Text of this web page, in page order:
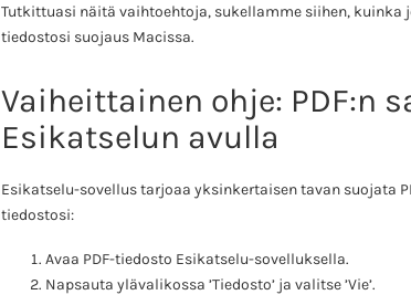
Tutkittuasi näitä vaihtoehtoja, sukellamme siihen,
tiedostosi suojaus Macissa.
Vaiheittainen ohje: PDF:n
Esikatselun avulla
Esikatselu-sovellus tarjoaa yksinkertaisen tavan suojata
tiedostosi:
Avaa PDF-tiedosto Esikatselu-sovelluksella.
Napsauta ylävalikossa ’Tiedosto’ ja valitse ’Vie’.